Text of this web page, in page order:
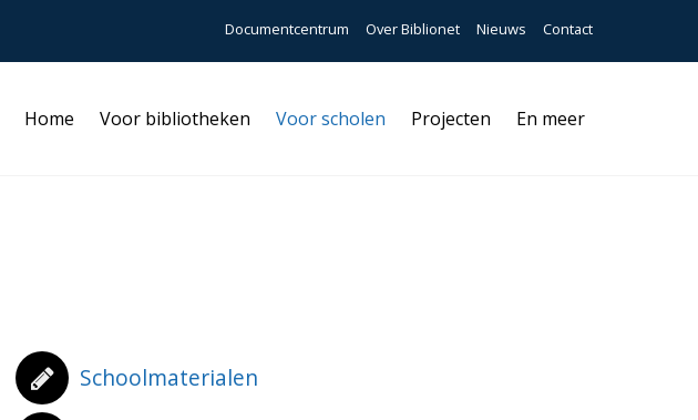
Documentcentrum Over Biblionet Nieuws Contact
Home Voor bibliotheken Voor scholen Projecten En meer
Schoolmaterialen